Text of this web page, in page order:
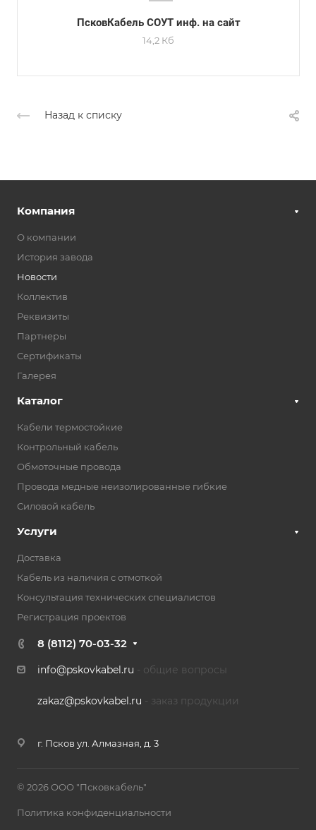
ПсковКабель СОУТ инф. на сайт
14,2 Кб
Назад к списку
Компания
О компании
История завода
Новости
Коллектив
Реквизиты
Партнеры
Сертификаты
Галерея
Каталог
Кабели термостойкие
Контрольный кабель
Обмоточные провода
Провода медные неизолированные гибкие
Силовой кабель
Услуги
Доставка
Кабель из наличия с отмоткой
Консультация технических специалистов
Регистрация проектов
8 (8112) 70-03-32
info@pskovkabel.ru - общие вопросы
zakaz@pskovkabel.ru - заказ продукции
г. Псков ул. Алмазная, д. 3
© 2026 ООО "Псковкабель"
Политика конфиденциальности